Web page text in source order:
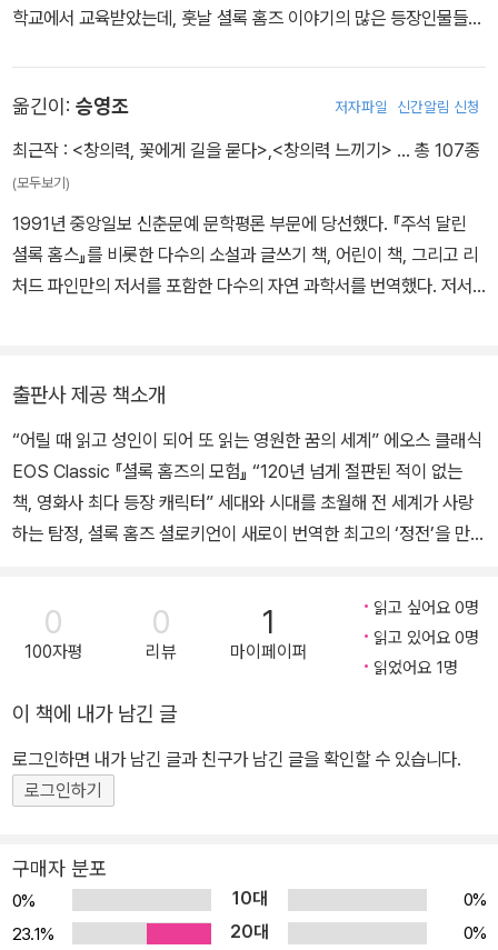
학교에서 교육받았는데, 훗날 셜록 홈즈 이야기의 많은 등장인물들이
뒤 햄프셔에서 안과의로 개업했다. 1887년 첫 소설 『주홍색 연구』를
출간했고 1891년부터 『셜록 홈즈의 모험 』을 《스트랜드 매거진》에
연재하기 시작했다. 도일의 작품들은 곧 대중적인 호응을 얻었고 그
었다. 그러나 홈즈 소설에 싫증을 느끼게 되어 『마지막 사건』에서 홈
즈를 죽임으로써 그 시리즈를 끝내게 된다. 남아프리카 전쟁(1899~
1902)에 야전병원의 군의관으로 복무했는데, 그 동안 『위대한 보어
인공을 교묘한 방법으로 다시 살려냄으로써 홈즈 시리즈를 재개했다.
으로 사망했으며, 얼마 지나지 않아 진 레키와 재혼했다. 1차 세계대
전에 참전한 그의 아들이 솜 전투에서 입은 부상 후유증으로 사망하
자 큰 실의에 빠졌다. 1927년 그의 마지막 책 『셜록 홈즈 사건집』이
출간되었고, 1930년 심장병으로 사망했다.
옮긴이: 승영조 저자파일 신간알림 신청
최근작 : <창의력, 꽃에게 길을 묻다> <창의력 느끼기> … 총 107종
(모두보기)
1991년 중앙일보 신춘문예 문학평론 부문에 당선했다. 『주석 달린
셜록 홈스』를 비롯한 다수의 소설과 글쓰기 책, 어린이 책, 그리고 리
처드 파인만의 저서를 포함한 다수의 자연 과학서를 번역했다. 저서
출판사 제공 책소개
“어릴 때 읽고 성인이 되어 또 읽는 영원한 꿈의 세계” 에오스 클래식
EOS Classic 『셜록 홈즈의 모험』 “120년 넘게 절판된 적이 없는
책, 영화사 최다 등장 캐릭터” 세대와 시대를 초월해 전 세계가 사랑
하는 탐정, 셜록 홈즈 셜로키언이 새로이 번역한 최고의 ‘정전’을 만나
만화의 탐정 캐릭터에 지대한 영향을 미친 아서 코난 도일의 명작 <
셜록 홈즈 시리즈>가 <에오스 클래식>으로 현대문학에서 출간되었
다. 이번에 선보이는 <셜록 홈즈 시리즈>는 아서 코난 도일이 남긴 6
『셜록 홈즈의 모험』, 『셜록 홈즈 회고록』, 『돌아온 셜록 홈즈』, 『그의
마지막 인사』, 『셜록 홈즈의 사건집』이다. 이 <셜록 홈즈 시리즈>는
세계적인 홈즈 권위자인 레슬리 S. 클링커가 2천 개가 넘는 주석을
덧붙여 출간한 『주석 달린 셜록 홈즈』를 저본으로 삼았다. 역대 셜록
은 데다 셜로키언이 번역한 만큼, 독자들은 그간 반복되어오던 오역
과 오류를 바로잡은 최고의 ‘정전’을 만날 수 있을 것이다. 더욱이 셜
록 홈즈의 삽화가로 유명한 시드니 패짓과 아서 트위들, 하워드 엘콕
0
100자평
0
리뷰
1
마이페이퍼
읽고 싶어요 0명
읽고 있어요 0명
읽었어요 1명
이 책에 내가 남긴 글
로그인하면 내가 남긴 글과 친구가 남긴 글을 확인할 수 있습니다.
로그인하기
구매자 분포
0% 10대
0%
23.1%
20대
0%